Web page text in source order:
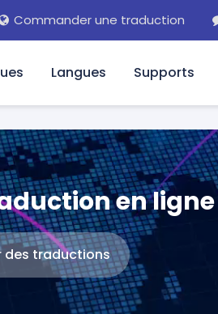
Commander une traduction
Langues Supports
en
des traductions